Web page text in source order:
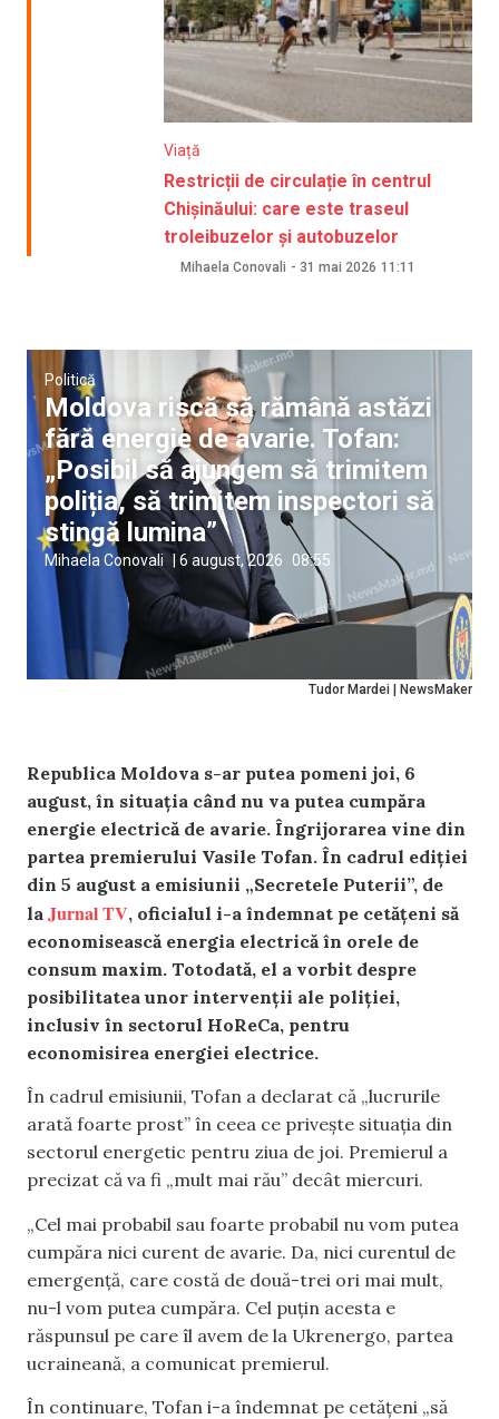
Viață
Restricții de circulație în centrul
Chișinăului: care este traseul
troleibuzelor și autobuzelor
Mihaela Conovali - 31 mai 2026 11:11
Tudor Mardei | NewsMaker
Politică
Moldova riscă să rămână astăzi
fără energie de avarie. Tofan:
„Posibil să ajungem să trimitem
poliția, să trimitem inspectori să
stingă lumina”
Mihaela Conovali 6 august, 2026 08:55
Republica Moldova s-ar putea pomeni joi, 6
august, în situația când nu va putea cumpăra
energie electrică de avarie. Îngrijorarea vine din
partea premierului Vasile Tofan. În cadrul ediției
din 5 august a emisiunii „Secretele Puterii”, de
la Jurnal TV, oficialul i-a îndemnat pe cetățeni să
economisească energia electrică în orele de
consum maxim. Totodată, el a vorbit despre
posibilitatea unor intervenții ale poliției,
inclusiv în sectorul HoReCa, pentru
economisirea energiei electrice.
În cadrul emisiunii, Tofan a declarat că „lucrurile
arată foarte prost” în ceea ce privește situația din
sectorul energetic pentru ziua de joi. Premierul a
precizat că va fi „mult mai rău” decât miercuri.
„Cel mai probabil sau foarte probabil nu vom putea
cumpăra nici curent de avarie. Da, nici curentul de
emergență, care costă de două-trei ori mai mult,
nu-l vom putea cumpăra. Cel puțin acesta e
răspunsul pe care îl avem de la Ukrenergo, partea
ucraineană, a comunicat premierul.
În continuare, Tofan i-a îndemnat pe cetățeni „să